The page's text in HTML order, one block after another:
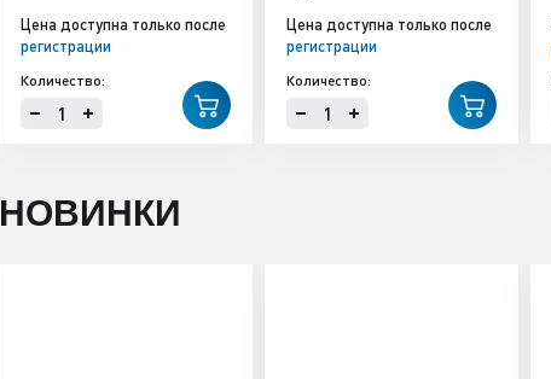
Цена доступна только после
регистрации
Количество:
Цена доступна только после
регистрации
Количество:
НОВИНКИ